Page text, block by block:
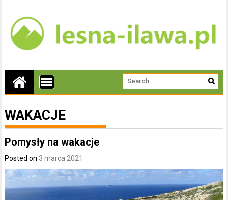
WAKACJE
Pomysły na wakacje
Posted on 3 marca 2021